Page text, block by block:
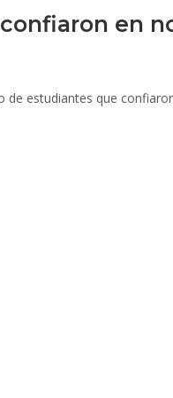
en
de estudiantes que